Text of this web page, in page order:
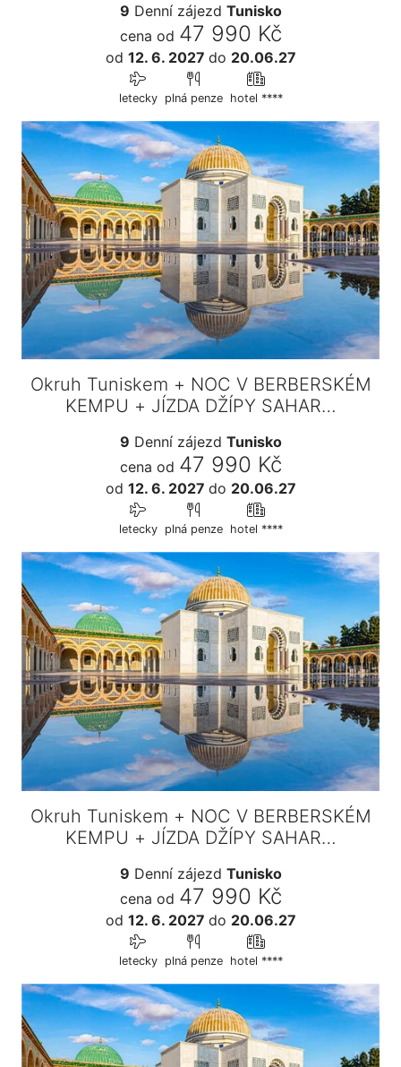
9 Denní zájezd Tunisko
cena od 47 990 Kč
od 12. 6. 2027 do 20.06.27
letecky plná penze hotel ****
Okruh Tuniskem + NOC V BERBERSKÉM
KEMPU + JÍZDA DŽÍPY SAHAR…
9 Denní zájezd Tunisko
cena od 47 990 Kč
od 12. 6. 2027 do 20.06.27
letecky plná penze hotel ****
Okruh Tuniskem + NOC V BERBERSKÉM
KEMPU + JÍZDA DŽÍPY SAHAR…
9 Denní zájezd Tunisko
cena od 47 990 Kč
od 12. 6. 2027 do 20.06.27
letecky plná penze hotel ****